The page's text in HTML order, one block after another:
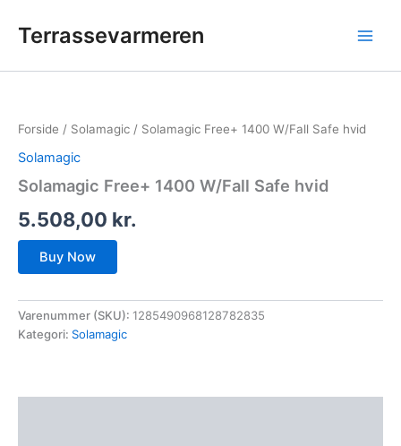
Terrassevarmeren
Forside / Solamagic / Solamagic Free+ 1400 W/Fall Safe hvid
Solamagic
Solamagic Free+ 1400 W/Fall Safe hvid
5.508,00 kr.
Buy Now
Varenummer (SKU): 1285490968128782835
Kategori: Solamagic